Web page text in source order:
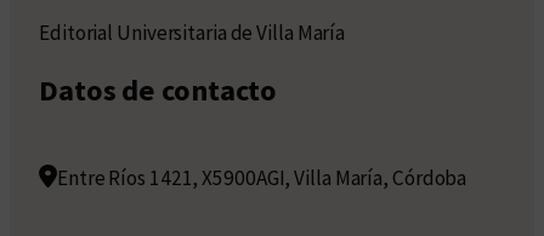
Editorial Universitaria de Villa María
Datos de contacto
Entre Ríos 1421, X5900AGI, Villa María, Córdoba